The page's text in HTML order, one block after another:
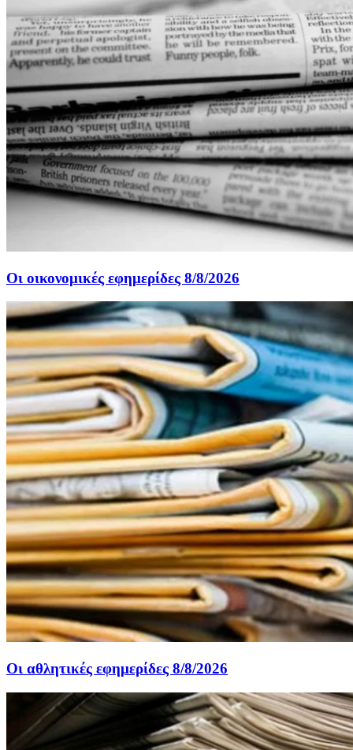
Οι οικονομικές εφημερίδες 8/8/2026
Οι αθλητικές εφημερίδες 8/8/2026